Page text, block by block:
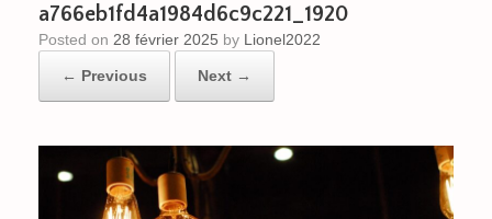
a766eb1fd4a1984d6c9c221_1920
Posted on 28 février 2025 by Lionel2022
← Previous Next →